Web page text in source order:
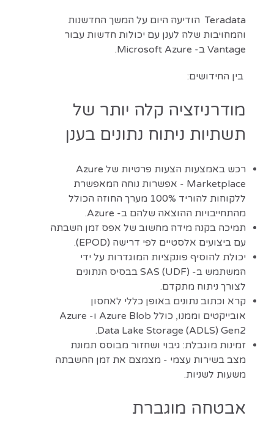
Teradata הודיעה היום על המשך החדשנות
והמחויבות שלה לענן עם יכולות חדשות עבור
Vantage ב- Microsoft Azure.
בין החידושים:
מודרניזציה קלה יותר של
תשתיות ניתוח נתונים בענן
רכש באמצעות הצעות פרטיות של Azure
Marketplace - אפשרות נוחה המאפשרת
ללקוחות להוריד 100% מערך החוזה הכולל
מהתחייבויות ההוצאה שלהם ב- Azure.
תמיכה בקנה מידה מחשוב של אפס זמן השבתה
עם ביצועים אלסטיים לפי דרישה (EPOD).
יכולת להוסיף פונקציות המוגדרות על ידי
המשתמש ב- SAS (UDF) בבסיס הנתונים
לצורך ניתוח מתקדם.
קרא וכתוב נתונים באופן כללי לאחסון
אובייקטים וממנו, כולל Azure Blob ו- Azure
Data Lake Storage (ADLS) Gen2.
זמינות מוגבלת: גיבוי ושחזור מבוסס תמונת
מצב בשירות עצמי - מצמצם את זמן ההשבתה
משעות לשניות.
אבטחה מוגברת